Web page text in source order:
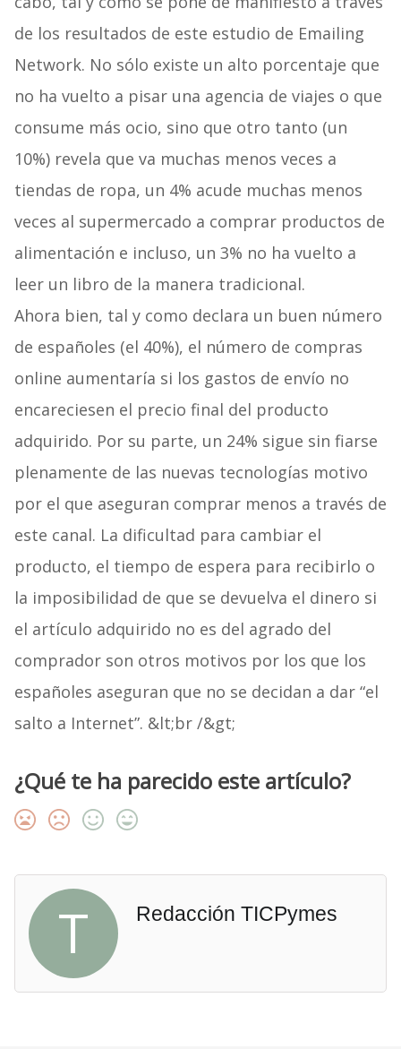
de los resultados de este estudio de Emailing
Network. No sólo existe un alto porcentaje que
no ha vuelto a pisar una agencia de viajes o que
consume más ocio, sino que otro tanto (un
10%) revela que va muchas menos veces a
tiendas de ropa, un 4% acude muchas menos
veces al supermercado a comprar productos de
alimentación e incluso, un 3% no ha vuelto a
leer un libro de la manera tradicional.
Ahora bien, tal y como declara un buen número
de españoles (el 40%), el número de compras
online aumentaría si los gastos de envío no
encareciesen el precio final del producto
adquirido. Por su parte, un 24% sigue sin fiarse
plenamente de las nuevas tecnologías motivo
por el que aseguran comprar menos a través de
este canal. La dificultad para cambiar el
producto, el tiempo de espera para recibirlo o
la imposibilidad de que se devuelva el dinero si
el artículo adquirido no es del agrado del
comprador son otros motivos por los que los
españoles aseguran que no se decidan a dar “el
salto a Internet”. &lt;br /&gt;
¿Qué te ha parecido este artículo?
T Redacción TICPymes